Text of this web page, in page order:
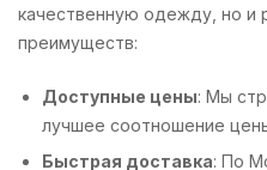
качественную одежду, но и
преимуществ:
Доступные цены: Мы
лучшее соотношение
Быстрая доставка: По